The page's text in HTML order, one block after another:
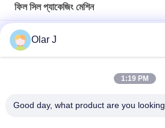
ফিল সিল প্যাকেজিং মেশিন
পানি উৎপাদন এবং বোতলজাতকরণ মেশিন লাইন ৫
10 মিলি 30 মিলি তেল বোতলজাতকরণ মেশিন গ্লাস
Olar J
1:19 PM
Good day, what product are you